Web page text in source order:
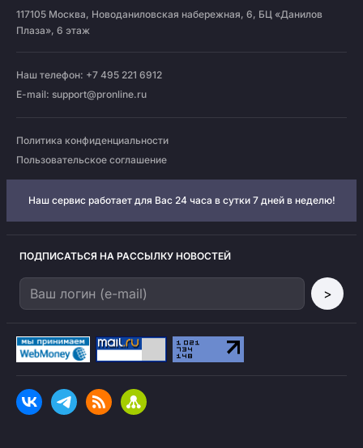
117105 Москва, Новоданиловская набережная, 6, БЦ «Данилов
Плаза», 6 этаж
Наш телефон: +7 495 221 6912
E-mail: support@pronline.ru
Политика конфиденциальности
Пользовательское соглашение
Наш сервис работает для Вас 24 часа в сутки 7 дней в неделю!
ПОДПИСАТЬСЯ НА РАССЫЛКУ НОВОСТЕЙ